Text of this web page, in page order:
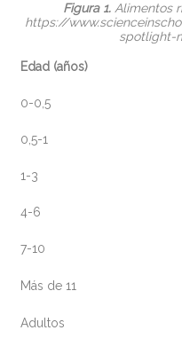
Figura 1.Alimentos
https://
spotlight-
Edad (años)
0-0,5
0,5-1
1-3
4-6
7-10
Más de 11
Adultos